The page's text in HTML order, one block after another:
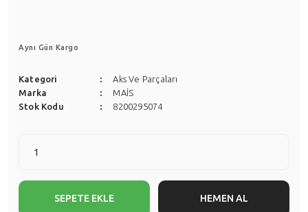
Aynı Gün Kargo
Kategori
Aks Ve Parçaları
Marka
MAİS
Stok Kodu
8200295074
SEPETE EKLE HEMEN AL